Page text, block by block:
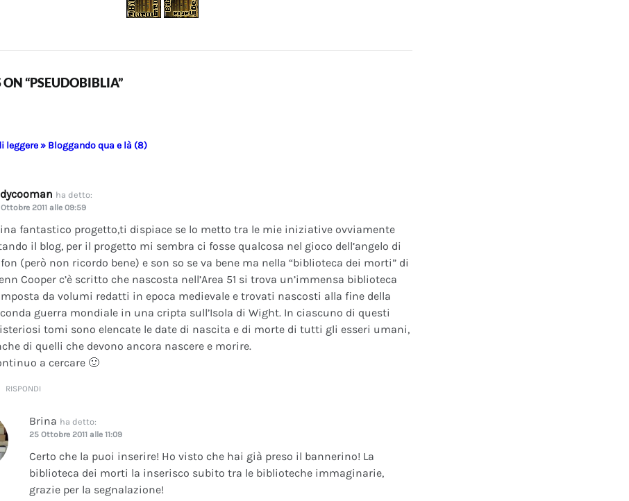
“PSEUDOBIBLIA”
leggere » Bloggando qua e là (8)
ha detto:
2011 alle 09:59
fantastico progetto,ti dispiace se lo metto tra le mie iniziative ovviamente
il blog, per il progetto mi sembra ci fosse qualcosa nel gioco dell’angelo di
(però non ricordo bene) e son so se va bene ma nella “biblioteca dei morti” di
Cooper c’è scritto che nascosta nell’Area 51 si trova un’immensa biblioteca
da volumi redatti in epoca medievale e trovati nascosti alla fine della
guerra mondiale in una cripta sull’Isola di Wight. In ciascuno di questi
tomi sono elencate le date di nascita e di morte di tutti gli esseri umani,
di quelli che devono ancora nascere e morire.
a cercare 🙂
RISPONDI
Brina ha detto:
25 Ottobre 2011 alle 11:09
Certo che la puoi inserire! Ho visto che hai già preso il bannerino! La
biblioteca dei morti la inserisco subito tra le biblioteche immaginarie,
grazie per la segnalazione!